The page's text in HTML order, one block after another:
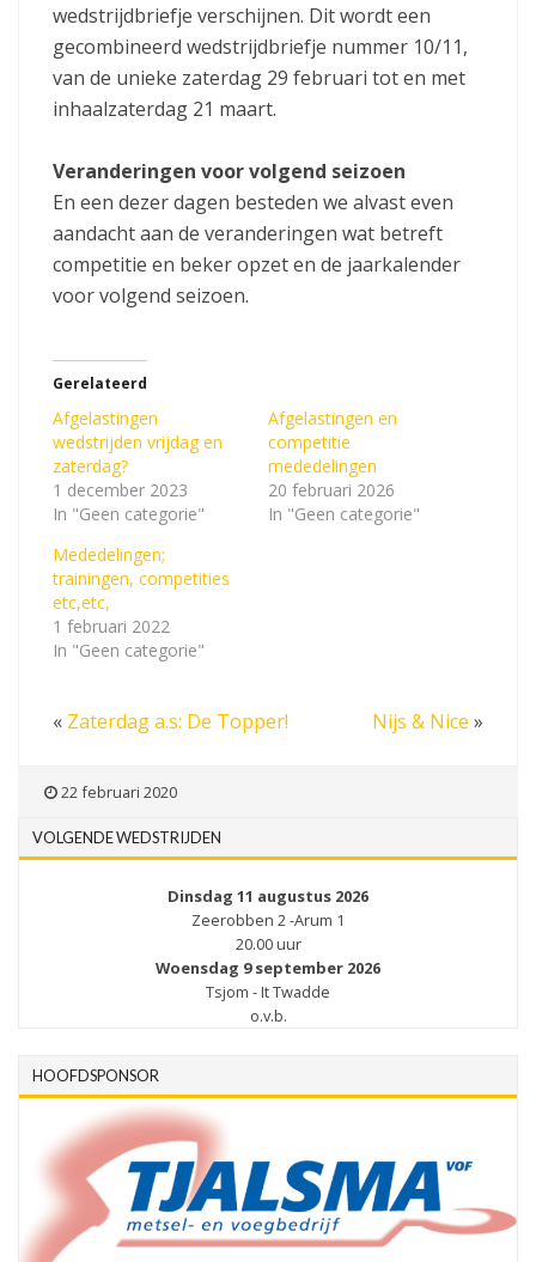
wedstrijdbriefje verschijnen. Dit wordt een
gecombineerd wedstrijdbriefje nummer 10/11,
van de unieke zaterdag 29 februari tot en met
inhaalzaterdag 21 maart.
Veranderingen voor volgend seizoen
En een dezer dagen besteden we alvast even
aandacht aan de veranderingen wat betreft
competitie en beker opzet en de jaarkalender
voor volgend seizoen.
Gerelateerd
Afgelastingen
wedstrijden vrijdag en
zaterdag?
1 december 2023
In "Geen categorie"
Afgelastingen en
competitie
mededelingen
20 februari 2026
In "Geen categorie"
Mededelingen;
trainingen, competities
etc,etc,
1 februari 2022
In "Geen categorie"
« Zaterdag a.s: De Topper! Nijs & Nice »
22 februari 2020
VOLGENDE WEDSTRIJDEN
Dinsdag 11 augustus 2026
Zeerobben 2 -Arum 1
20.00 uur
Woensdag 9 september 2026
Tsjom - It Twadde
o.v.b.
HOOFDSPONSOR